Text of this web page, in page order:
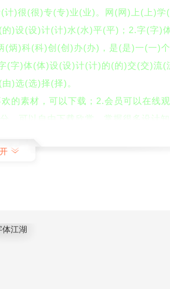
)很(很)专(专)业(业)。网(网)上(上)学
)设(设)计(计)水(水)平(平)；2.字(字)
炳)科(科)创(创)办(办)，是(是)一(一)
字)体(体)设(设)计(计)的(的)交(交)流(
)选(选)择(择)。
的素材，可以下载；2.会员可以在线
，可以自由下载欣赏，掌握很多设计知
)园(园)小(小)编(编)为(为)您(您)搜(搜
)编(编)为(为)各(各)位(位)带(带)来(来